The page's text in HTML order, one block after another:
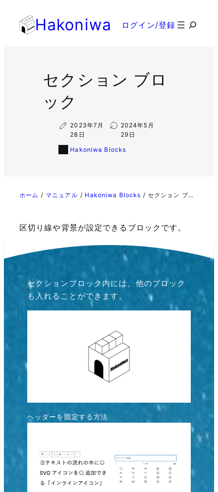
Hakoniwa ログイン/登録
検
セクション ブロ
ック
2023年7月
28日
2024年5月
29日
Hakoniwa Blocks
ホーム マニュアル Hakoniwa Blocks セクション ブロック
区切り線や背景が設定できるブロックです。
セクションブロック内には、他のブロック
も入れることができます。
ヘッダーを固定する方法